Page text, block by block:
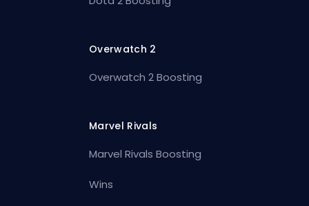
Overwatch 2
Overwatch 2 Boosting
Marvel Rivals
Marvel Rivals Boosting
Wins